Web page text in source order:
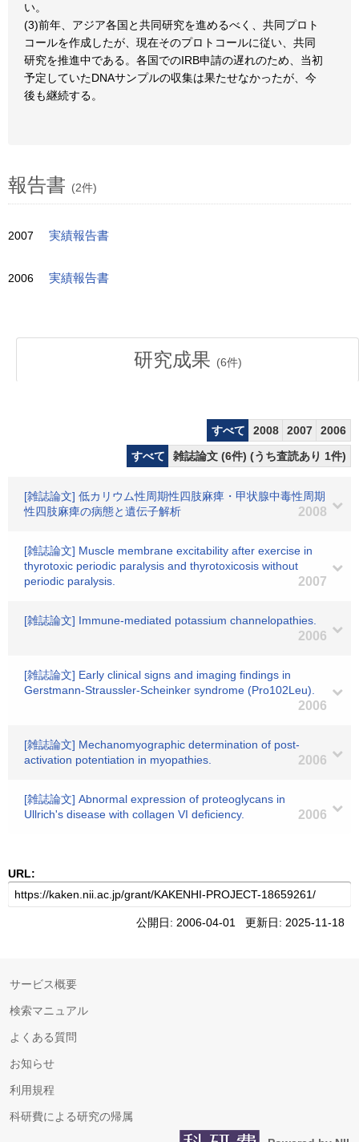
い。
(3)前年、アジア各国と共同研究を進めるべく、共同プロト
コールを作成したが、現在そのプロトコールに従い、共同
研究を推進中である。各国でのIRB申請の遅れのため、当初
予定していたDNAサンプルの収集は果たせなかったが、今
後も継続する。
報告書 (2件)
2007 実績報告書
2006 実績報告書
研究成果 (6件)
すべて 2008 2007
2006
すべて
雑誌論文 (6件) (うち査読あり 1件)
[雑誌論文] 低カリウム性周期性四肢麻痺・甲状腺中毒性周期
性四肢麻痺の病態と遺伝子解析
2008
[雑誌論文] Muscle membrane excitability after exercise in
thyrotoxic periodic paralysis and thyrotoxicosis without
periodic paralysis.
2007
[雑誌論文] Immune-mediated potassium channelopathies.
2006
[雑誌論文] Early clinical signs and imaging findings in
Gerstmann-Straussler-Scheinker syndrome (Pro102Leu).
2006
[雑誌論文] Mechanomyographic determination of post-
activation potentiation in myopathies.
2006
[雑誌論文] Abnormal expression of proteoglycans in
Ullrich's disease with collagen VI deficiency.
2006
URL:
公開日: 2006-04-01 更新日: 2025-11-18
サービス概要
検索マニュアル
よくある質問
お知らせ
利用規程
科研費による研究の帰属